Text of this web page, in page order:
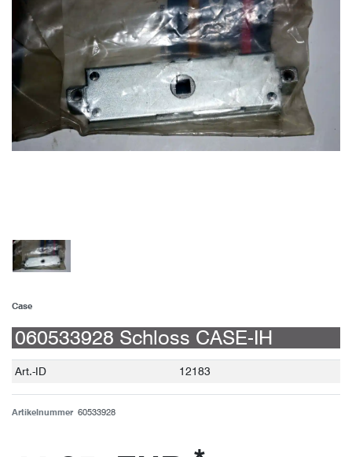
Case
060533928 Schloss CASE-IH
Technisches
Wert
Art.-ID 12183
Artikelnummer 60533928